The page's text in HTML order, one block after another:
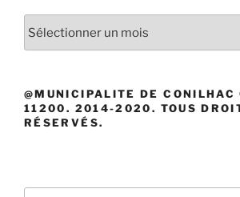
@MUNICIPALITE DE CONILHAC
11200. 2014-2020. TOUS
RÉSERVÉS.